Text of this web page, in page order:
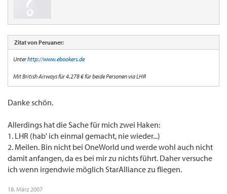
Zitat von Peruaner:
Unterhttp://www.ebookers.de
Mit British Airways für 4.278 € für beide Personen via LHR
Danke schön.
Allerdings hat die Sache für mich zwei Haken:
1. LHR (hab' ich einmal gemacht, nie wieder...)
2. Meilen. Bin nicht bei OneWorld und werde wohl auch nicht
damit anfangen, da es bei mir zu nichts führt. Daher versuche
ich wenn irgendwie möglich StarAlliance zu fliegen.
18. März 2007